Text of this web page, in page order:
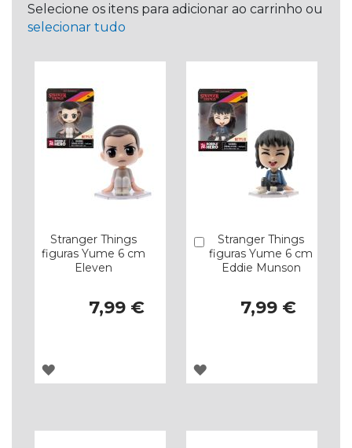
Selecione os itens para adicionar ao carrinho ou
selecionar tudo
Stranger Things
figuras Yume 6 cm
Eleven
7,99 €
ADICIONAR
Stranger Things
figuras Yume 6 cm
Eddie Munson
7,99 €
Comprar
ADICIONAR